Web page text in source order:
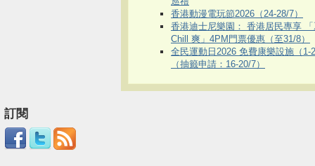
香港動漫電玩節2026（24-28/7）
香港迪士尼樂園： 香港居民專享 「
Chill 爽」4PM門票優惠（至31/8）
全民運動日2026 免費康樂設施（1-
（抽籤申請：16-20/7）
訂閱